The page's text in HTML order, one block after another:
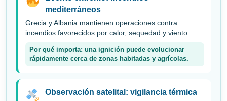
mediterráneos
Grecia y Albania mantienen operaciones contra
incendios favorecidos por calor, sequedad y viento.
Por qué importa: una ignición puede evolucionar
rápidamente cerca de zonas habitadas y agrícolas.
Observación satelital: vigilancia térmica